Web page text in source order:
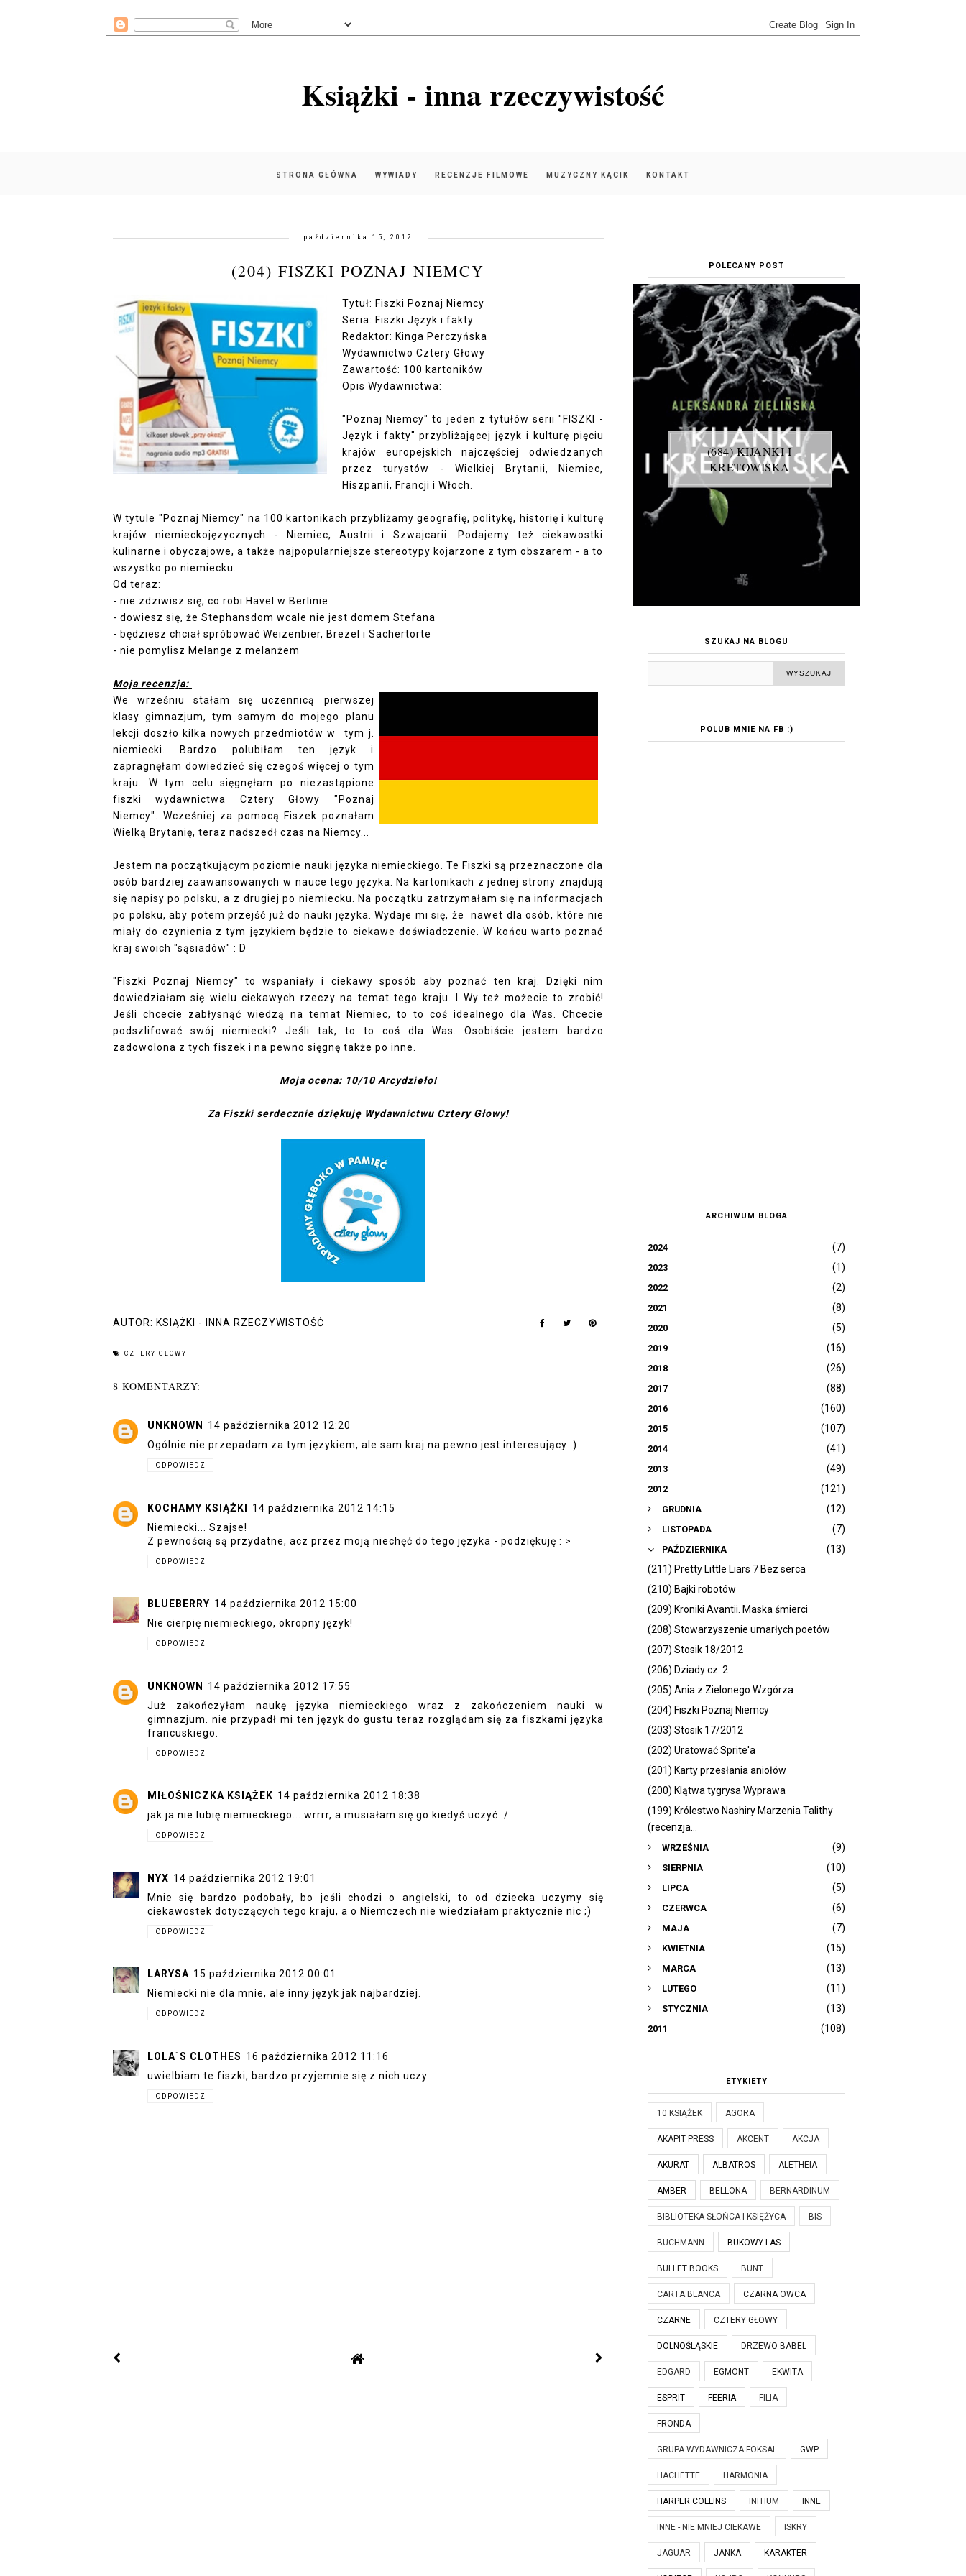
Książki - inna rzeczywistość
STRONA GŁÓWNA WYWIADY RECENZJE FILMOWE MUZYCZNY KĄCIK KONTAKT
października 15, 2012
(204) FISZKI POZNAJ NIEMCY
Tytuł: Fiszki Poznaj Niemcy
Seria: Fiszki Język i fakty
Redaktor: Kinga Perczyńska
Wydawnictwo Cztery Głowy
Zawartość: 100 kartoników
Opis Wydawnictwa:
"Poznaj Niemcy" to jeden z tytułów serii "FISZKI -
Język i fakty" przybliżającej język i kulturę pięciu
krajów europejskich najczęściej odwiedzanych
przez turystów - Wielkiej Brytanii, Niemiec,
Hiszpanii, Francji i Włoch.
W tytule "Poznaj Niemcy" na 100 kartonikach przybliżamy geografię, politykę, historię i kulturę
krajów niemieckojęzycznych - Niemiec, Austrii i Szwajcarii. Podajemy też ciekawostki
kulinarne i obyczajowe, a także najpopularniejsze stereotypy kojarzone z tym obszarem - a to
wszystko po niemiecku.
Od teraz:
- nie zdziwisz się, co robi Havel w Berlinie
- dowiesz się, że Stephansdom wcale nie jest domem Stefana
- będziesz chciał spróbować Weizenbier, Brezel i Sachertorte
- nie pomylisz Melange z melanżem
Moja recenzja:
We wrześniu stałam się uczennicą pierwszej
klasy gimnazjum, tym samym do mojego planu
lekcji doszło kilka nowych przedmiotów w tym j.
niemiecki. Bardzo polubiłam ten język i
zapragnęłam dowiedzieć się czegoś więcej o tym
kraju. W tym celu sięgnęłam po niezastąpione
fiszki wydawnictwa Cztery Głowy "Poznaj
Niemcy". Wcześniej za pomocą Fiszek poznałam
Wielką Brytanię, teraz nadszedł czas na Niemcy...
Jestem na początkującym poziomie nauki języka niemieckiego. Te Fiszki są przeznaczone dla
osób bardziej zaawansowanych w nauce tego języka. Na kartonikach z jednej strony znajdują
się napisy po polsku, a z drugiej po niemiecku. Na początku zatrzymałam się na informacjach
po polsku, aby potem przejść już do nauki języka. Wydaje mi się, że nawet dla osób, które nie
miały do czynienia z tym językiem będzie to ciekawe doświadczenie. W końcu warto poznać
kraj swoich "sąsiadów" : D
"Fiszki Poznaj Niemcy" to wspaniały i ciekawy sposób aby poznać ten kraj. Dzięki nim
dowiedziałam się wielu ciekawych rzeczy na temat tego kraju. I Wy też możecie to zrobić!
Jeśli chcecie zabłysnąć wiedzą na temat Niemiec, to to coś idealnego dla Was. Chcecie
podszlifować swój niemiecki? Jeśli tak, to to coś dla Was. Osobiście jestem bardzo
zadowolona z tych fiszek i na pewno sięgnę także po inne.
Moja ocena: 10/10 Arcydzieło!
Za Fiszki serdecznie dziękuję Wydawnictwu Cztery Głowy!
AUTOR: KSIĄŻKI - INNA RZECZYWISTOŚĆ
CZTERY GŁOWY
8 KOMENTARZY:
UNKNOWN
14 października 2012 12:20
Ogólnie nie przepadam za tym językiem, ale sam kraj na pewno jest interesujący :)
ODPOWIEDZ
KOCHAMY KSIĄŻKI 14 października 2012 14:15
Niemiecki... Szajse!
Z pewnością są przydatne, acz przez moją niechęć do tego języka - podziękuję : >
ODPOWIEDZ
BLUEBERRY 14 października 2012 15:00
Nie cierpię niemieckiego, okropny język!
ODPOWIEDZ
UNKNOWN 14 października 2012 17:55
Już zakończyłam naukę języka niemieckiego wraz z zakończeniem nauki w
gimnazjum. nie przypadł mi ten język do gustu teraz rozglądam się za fiszkami języka
francuskiego.
ODPOWIEDZ
MIŁOŚNICZKA KSIĄŻEK 14 października 2012 18:38
jak ja nie lubię niemieckiego... wrrrr, a musiałam się go kiedyś uczyć :/
ODPOWIEDZ
NYX 14 października 2012 19:01
Mnie się bardzo podobały, bo jeśli chodzi o angielski, to od dziecka uczymy się
ciekawostek dotyczących tego kraju, a o Niemczech nie wiedziałam praktycznie nic ;)
ODPOWIEDZ
LARYSA 15 października 2012 00:01
Niemiecki nie dla mnie, ale inny język jak najbardziej.
ODPOWIEDZ
LOLA`S CLOTHES 16 października 2012 11:16
uwielbiam te fiszki, bardzo przyjemnie się z nich uczy
ODPOWIEDZ
POLECANY POST
(684) KIJANKI I
KRETOWISKA
SZUKAJ NA BLOGU
POLUB MNIE NA FB :)
ARCHIWUM BLOGA
2024 (7)
2023 (1)
2022 (2)
2021 (8)
2020 (5)
2019 (16)
2018 (26)
2017 (88)
2016 (160)
2015 (107)
2014 (41)
2013 (49)
2012 (121)
GRUDNIA (12)
LISTOPADA (7)
PAŹDZIERNIKA
(13)
(211) Pretty Little Liars 7 Bez serca
(210) Bajki robotów
(209) Kroniki Avantii. Maska śmierci
(208) Stowarzyszenie umarłych poetów
(207) Stosik 18/2012
(206) Dziady cz. 2
(205) Ania z Zielonego Wzgórza
(204) Fiszki Poznaj Niemcy
(203) Stosik 17/2012
(202) Uratować Sprite'a
(201) Karty przesłania aniołów
(200) Klątwa tygrysa Wyprawa
(199) Królestwo Nashiry Marzenia Talithy
(recenzja...
WRZEŚNIA (9)
SIERPNIA (10)
LIPCA (5)
CZERWCA (6)
MAJA (7)
KWIETNIA (15)
MARCA (13)
LUTEGO (11)
STYCZNIA (13)
2011 (108)
ETYKIETY
10 KSIĄŻEK AGORA
AKAPIT PRESS AKCENT AKCJA
AKURAT ALBATROS ALETHEIA
AMBER BELLONA BERNARDINUM
BIBLIOTEKA SŁOŃCA I KSIĘŻYCA BIS
BUCHMANN BUKOWY LAS
BULLET BOOKS BUNT
CARTA BLANCA CZARNA OWCA
CZARNE CZTERY GŁOWY
DOLNOŚLĄSKIE DRZEWO BABEL
EDGARD EGMONT EKWITA
ESPRIT FEERIA FILIA
FRONDA
GRUPA WYDAWNICZA FOKSAL GWP
HACHETTE HARMONIA
HARPER COLLINS INITIUM INNE
INNE - NIE MNIEJ CIEKAWE ISKRY
JAGUAR JANKA KARAKTER